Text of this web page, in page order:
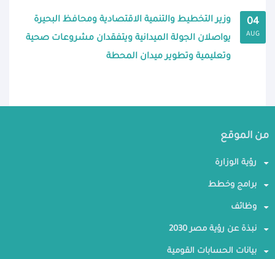
04
AUG
وزير التخطيط والتنمية الاقتصادية ومحافظ البحيرة
يواصلان الجولة الميدانية ويتفقدان مشروعات صحية
وتعليمية وتطوير ميدان المحطة
من الموقع
رؤية الوزارة
برامج وخطط
وظائف
نبذة عن رؤية مصر 2030
بيانات الحسابات القومية